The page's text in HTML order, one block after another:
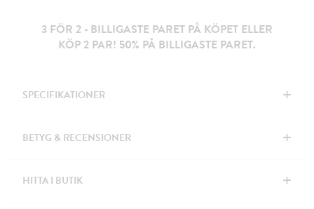
3 FÖR 2 - BILLIGASTE PARET PÅ KÖPET ELLER
KÖP 2 PAR! 50% PÅ BILLIGASTE PARET.
SPECIFIKATIONER +
BETYG & RECENSIONER +
HITTA I BUTIK +